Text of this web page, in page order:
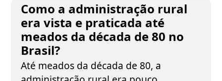
Como a administração rural
era vista e praticada até
meados da década de 80 no
Brasil?
Até meados da década de 80, a